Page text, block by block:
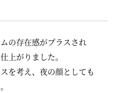
の存在感がプラスされ
上がりました。
を考え、夜の顔としても